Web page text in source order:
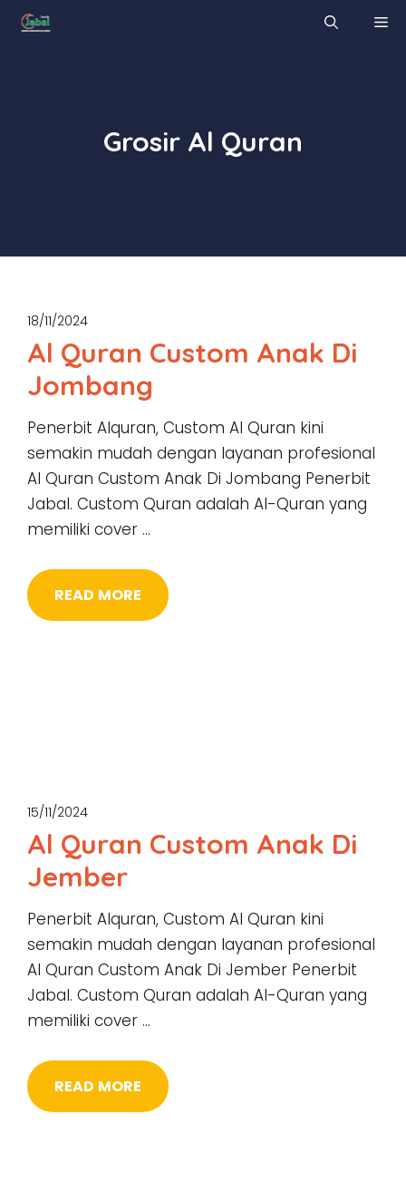
Skip
Grosir Al Quran
18/11/2024
Al Quran Custom Anak Di
Jombang
Penerbit Alquran, Custom Al Quran kini
semakin mudah dengan layanan profesional
Al Quran Custom Anak Di Jombang Penerbit
Jabal. Custom Quran adalah Al-Quran yang
memiliki cover …
READ MORE
15/11/2024
Al Quran Custom Anak Di
Jember
Penerbit Alquran, Custom Al Quran kini
semakin mudah dengan layanan profesional
Al Quran Custom Anak Di Jember Penerbit
Jabal. Custom Quran adalah Al-Quran yang
memiliki cover …
READ MORE